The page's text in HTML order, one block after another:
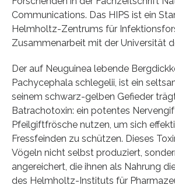
Communications. Das HIPS ist ein
Helmholtz-Zentrums für
Zusammenarbeit mit der Universität
Der auf Neuguinea lebende
Pachycephala schlegelii, ist ein
seinem schwarz-gelben Gefieder
Batrachotoxin: ein potentes
Pfeilgiftfrösche nutzen, um sich
Fressfeinden zu schützen. Dieses
Vögeln nicht selbst produziert,
angereichert, die ihnen als Nahrung
des Helmholtz-Instituts für